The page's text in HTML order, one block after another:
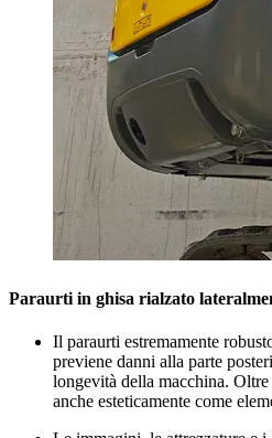
Paraurti in ghisa rialzato
Il paraurti estremamente
previene danni alla parte
longevità della macchina.
anche esteticamente come